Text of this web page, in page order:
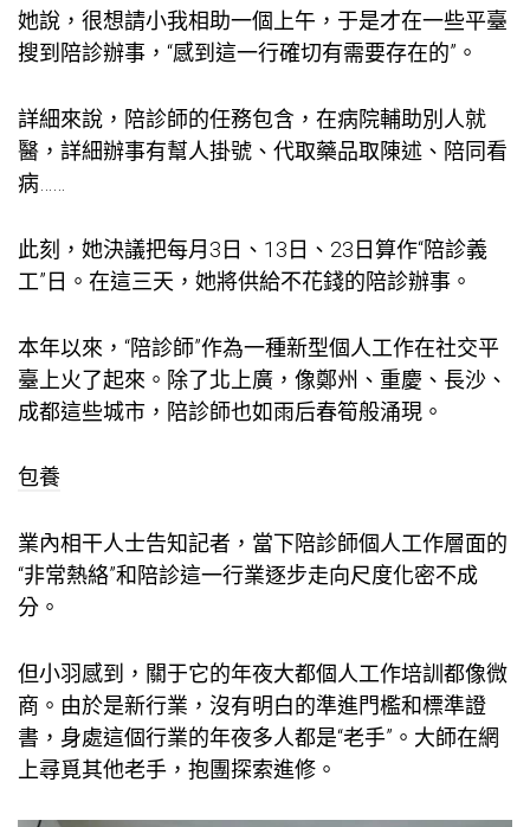
她說，很想請小我相助一個上午，于是才在一些平臺
搜到陪診辦事，“感到這一行確切有需要存在的”。
詳細來說，陪診師的任務包含，在病院輔助別人就
醫，詳細辦事有幫人掛號、代取藥品取陳述、陪同看
病……
此刻，她決議把每月3日、13日、23日算作“陪診義
工”日。在這三天，她將供給不花錢的陪診辦事。
本年以來，“陪診師”作為一種新型個人工作在社交平
臺上火了起來。除了北上廣，像鄭州、重慶、長沙、
成都這些城市，陪診師也如雨后春筍般涌現。
包養
業內相干人士告知記者，當下陪診師個人工作層面的
“非常熱絡”和陪診這一行業逐步走向尺度化密不成
分。
但小羽感到，關于它的年夜大都個人工作培訓都像微
商。由於是新行業，沒有明白的準進門檻和標準證
書，身處這個行業的年夜多人都是“老手”。大師在網
上尋覓其他老手，抱團探索進修。